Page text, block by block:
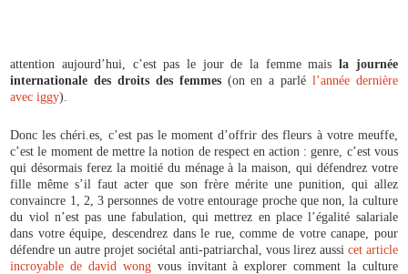
attention aujourd’hui, c’est pas le jour de la femme maisla journée
internationale des droits des femmes(on en a parlé l’année dernière
avec iggy).
Donc les chéri.es, c’est pas le moment d’offrir des fleurs à votre meuffe,
c’est le moment de mettre la notion de respect en action : genre, c’est vous
qui désormais ferez la moitié du ménage à la maison, qui défendrez votre
fille même s’il faut acter que son frère mérite une punition, qui allez
convaincre 1, 2, 3 personnes de votre entourage proche que non, la culture
du viol n’est pas une fabulation, qui mettrez en place l’égalité salariale
dans votre équipe, descendrez dans le rue, comme de votre canape, pour
défendre un autre projet sociétal anti-patriarchal, vous lirez aussi cet article
incroyable de david wongvous invitant à explorer comment la culture